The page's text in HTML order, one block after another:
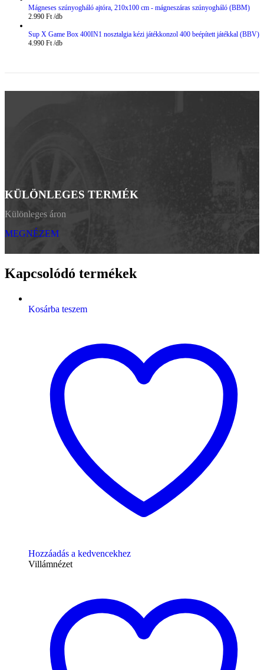
Mágneses szúnyogháló ajtóra, 210x100 cm - mágneszáras szúnyogháló (BBM)
2.990 Ft
Sup X Game Box 400IN1 nosztalgia kézi játékkonzol 400 beépített játékkal (BBV)
4.990 Ft
KÜLÖNLEGES TERMÉK
Különleges áron
MEGNÉZEM
Kapcsolódó termékek
Kosárba teszem
Hozzáadás a kedvencekhez
Villámnézet